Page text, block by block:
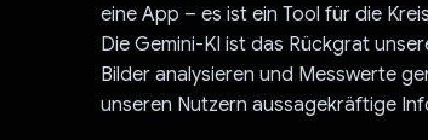
eine App – es ist ein Tool für die
Die Gemini-KI ist das Rückgrat
Bilder analysieren und Messwerte
unseren Nutzern aussagekräftige